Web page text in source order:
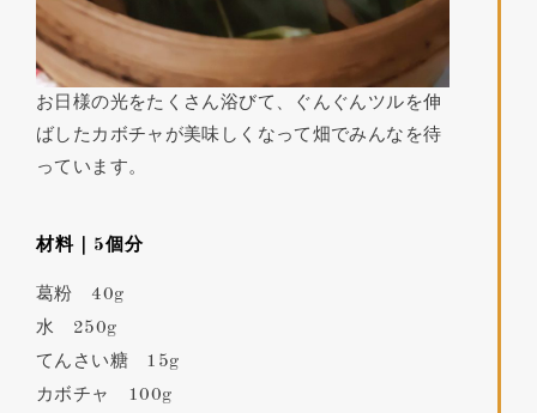
お日様の光をたくさん浴びて、ぐんぐんツルを伸
ばしたカボチャが美味しくなって畑でみんなを待
っています。
材料｜5個分
葛粉 40g
水 250g
てんさい糖 15g
カボチャ 100g